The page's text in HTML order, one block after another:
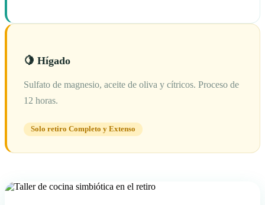
🍋 Hígado
Sulfato de magnesio, aceite de oliva y cítricos. Proceso de
12 horas.
Solo retiro Completo y Extenso